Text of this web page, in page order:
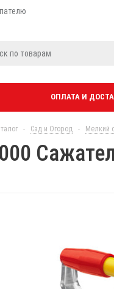
ОПЛАТА И
- Сад и Огород - Мелкий